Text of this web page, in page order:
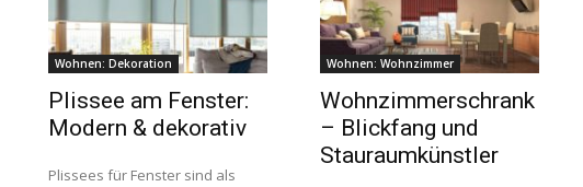
Wohnen: Dekoration
Plissee am Fenster:
Modern & dekorativ
Plissees für Fenster sind als
Wohnen: Wohnzimmer
Wohnzimmerschrank
– Blickfang und
Stauraumkünstler